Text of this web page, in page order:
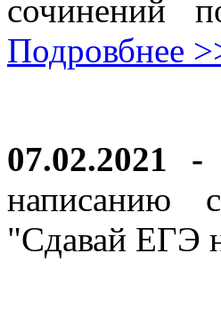
сочинений
Подровбнее
07.02.2021 -
написанию
"Сдавай ЕГЭ